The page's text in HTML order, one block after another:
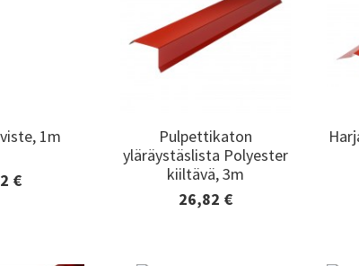
1m
€
1m
ja
Pulpettikaton
yläräystäslista Polyester
kiiltävä, 3m
26,82 €
Pulpettikaton
yläräystäslista Polyester
kiiltävä, 3m
Lisätiedot ja